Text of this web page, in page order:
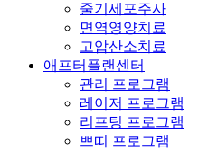
줄기세포주사
면역영양치료
고압산소치료
애프터플랜센터
관리 프로그램
레이저 프로그램
리프팅 프로그램
쁘띠 프로그램